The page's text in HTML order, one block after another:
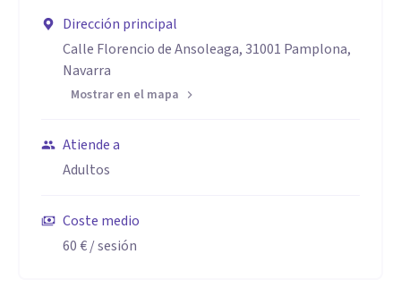
Dirección principal
Calle Florencio de Ansoleaga, 31001 Pamplona,
Navarra
Mostrar en el mapa
Atiende a
Adultos
Coste medio
60 €/ sesión